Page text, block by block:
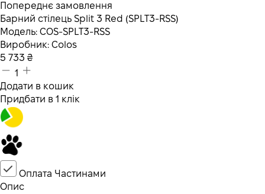
Попереднє замовлення
Барний стілець Split 3 Red (SPLT3-RSS)
Модель: COS-SPLT3-RSS
Виробник: Colos
5 733 ₴
1
Додати в кошик
Придбати в 1 клік
Оплата Частинами
Опис